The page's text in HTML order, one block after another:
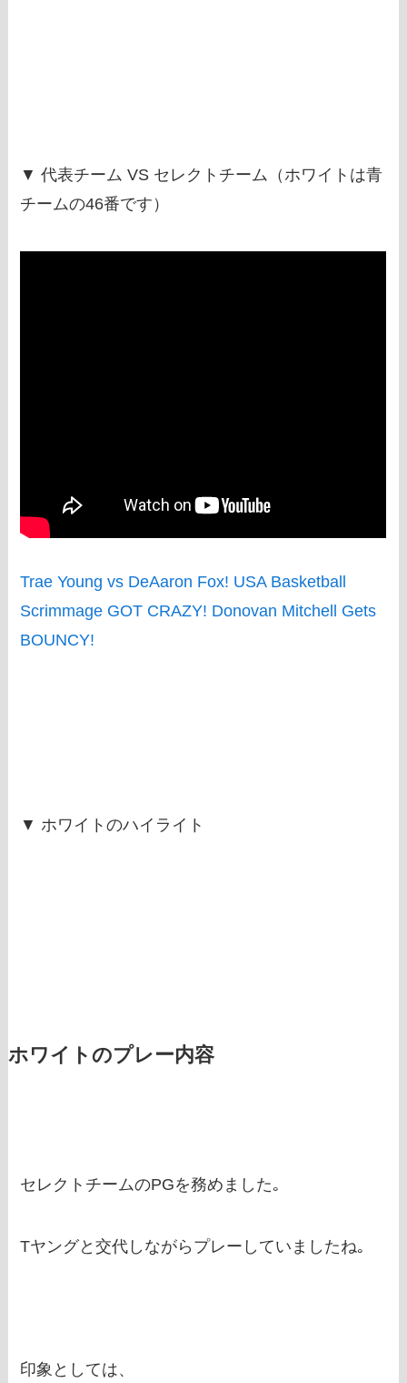
▼ 代表チーム VS セレクトチーム（ホワイトは青
チームの46番です）
Trae Young vs DeAaron Fox! USA Basketball
Scrimmage GOT CRAZY! Donovan Mitchell Gets
BOUNCY!
▼ ホワイトのハイライト
ホワイトのプレー内容
セレクトチームのPGを務めました｡
Tヤングと交代しながらプレーしていましたね｡
印象としては、